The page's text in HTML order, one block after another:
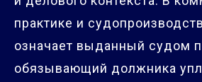
практике и
означает выданный судом
обязывающий должника